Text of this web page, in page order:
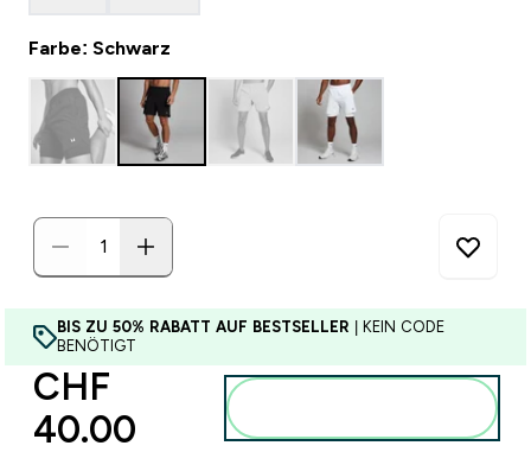
Farbe: Schwarz
BIS ZU 50% RABATT AUF BESTSELLER | KEIN CODE
BENÖTIGT
CHF
40.00‎